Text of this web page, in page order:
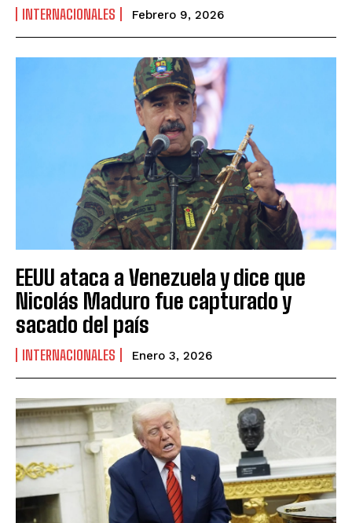
INTERNACIONALES Febrero 9, 2026
EEUU ataca a Venezuela y dice que
Nicolás Maduro fue capturado y
sacado del país
INTERNACIONALES Enero 3, 2026